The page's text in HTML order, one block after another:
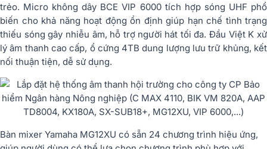
trẻo. Micro không dây BCE VIP 6000 tích hợp sóng UHF phổ
biến cho khả năng hoạt động ổn định giúp hạn chế tình trạng
thiếu sóng gây nhiễu âm, hỗ trợ người hát tối đa. Đầu Việt K xử
lý âm thanh cao cấp, ổ cứng 4TB dung lượng lưu trữ khủng, kết
nối thuận tiện, dễ sử dụng.
Bàn mixer Yamaha MG12XU có sẵn 24 chương trình hiệu ứng,